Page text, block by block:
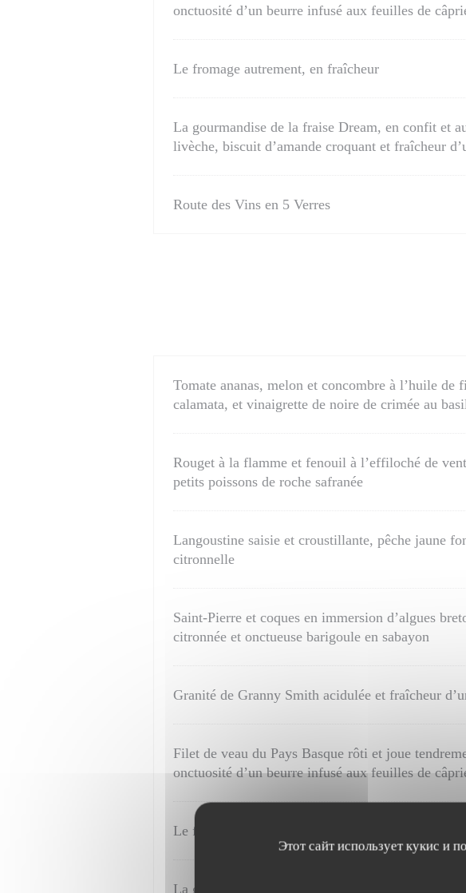
Этот сайт использует кукис и
onctuosité d’un beurre infusé aux feuilles de
Le fromage autrement, en fraîcheur
La gourmandise de la fraise Dream, en confit et
livèche, biscuit d’amande croquant et fraîcheur
Route des Vins en 5 Verres
Tomate ananas, melon et concombre à l’huile
calamata, et vinaigrette de noire de crimée au
Rouget à la flamme et fenouil à l’effiloché de
petits poissons de roche safranée
Langoustine saisie et croustillante, pêche jaune
citronnelle
Saint-Pierre et coques en immersion d’algues
citronnée et onctueuse barigoule en sabayon
Granité de Granny Smith acidulée et fraîcheur
Filet de veau du Pays Basque rôti et joue
onctuosité d’un beurre infusé aux feuilles de
Le fromage autrement, en fraîcheur
La gourmandise de la fraise Dream, en confit et